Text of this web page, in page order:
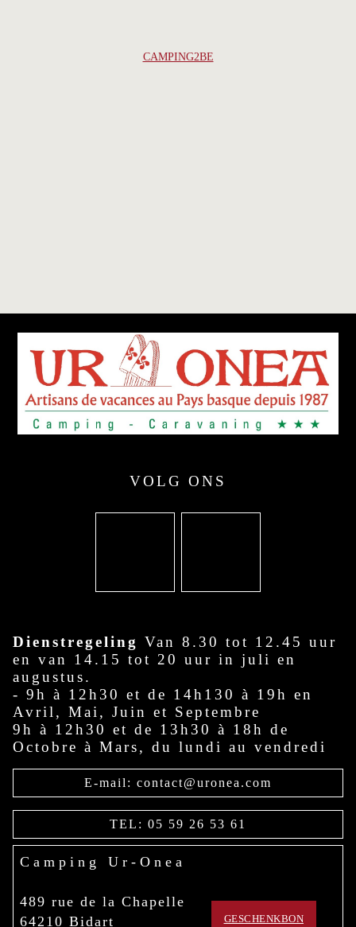
GESCHENKBON
CAMPING2BE
VOLG ONS
Dienstregeling Van 8.30 tot 12.45 uur
en van 14.15 tot 20 uur in juli en
augustus.
- 9h à 12h30 et de 14h130 à 19h en
Avril, Mai, Juin et Septembre
9h à 12h30 et de 13h30 à 18h de
Octobre à Mars, du lundi au vendredi
E-mail: contact@uronea.com
TEL: 05 59 26 53 61
Camping Ur-Onea
489 rue de la Chapelle
64210 Bidart